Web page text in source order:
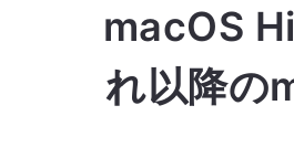
macOS
れ以降の